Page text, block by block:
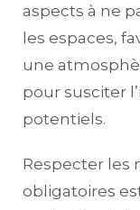
aspects à ne
les espaces,
une
pour susciter
potentiels.
Respecter les
obligatoires